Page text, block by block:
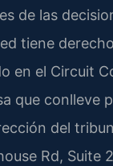
de las
tiene
en el Circuit
que conlleve
del
Rd, Suite